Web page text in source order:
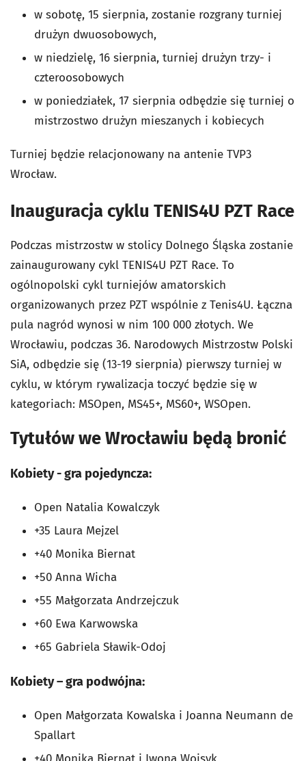
w sobotę, 15 sierpnia, zostanie rozgrany turniej
drużyn dwuosobowych,
w niedzielę, 16 sierpnia, turniej drużyn trzy- i
czteroosobowych
w poniedziałek, 17 sierpnia odbędzie się turniej o
mistrzostwo drużyn mieszanych i kobiecych
Turniej będzie relacjonowany na antenie TVP3
Wrocław.
Inauguracja cyklu TENIS4U PZT Race
Podczas mistrzostw w stolicy Dolnego Śląska zostanie
zainaugurowany cykl TENIS4U PZT Race. To
ogólnopolski cykl turniejów amatorskich
organizowanych przez PZT wspólnie z Tenis4U. Łączna
pula nagród wynosi w nim 100 000 złotych. We
Wrocławiu, podczas 36. Narodowych Mistrzostw Polski
SiA, odbędzie się (13-19 sierpnia) pierwszy turniej w
cyklu, w którym rywalizacja toczyć będzie się w
kategoriach: MSOpen, MS45+, MS60+, WSOpen.
Tytułów we Wrocławiu będą bronić
Kobiety - gra pojedyncza:
Open Natalia Kowalczyk
+35 Laura Mejzel
+40 Monika Biernat
+50 Anna Wicha
+55 Małgorzata Andrzejczuk
+60 Ewa Karwowska
+65 Gabriela Sławik-Odoj
Kobiety – gra podwójna:
Open Małgorzata Kowalska i Joanna Neumann de
Spallart